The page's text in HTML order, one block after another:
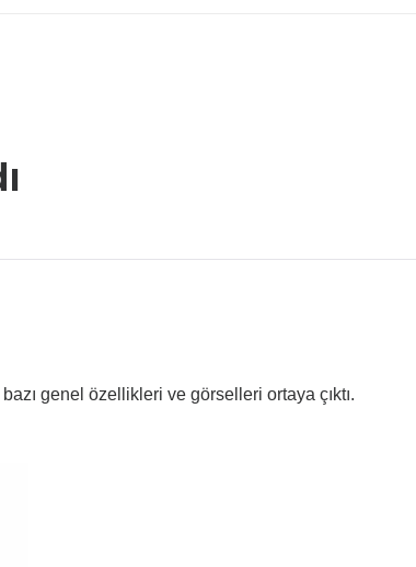
genel özellikleri ve görselleri ortaya çıktı.